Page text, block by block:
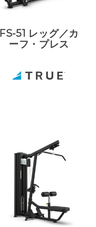
FS-51 レッグ／カ
ーフ・プレス